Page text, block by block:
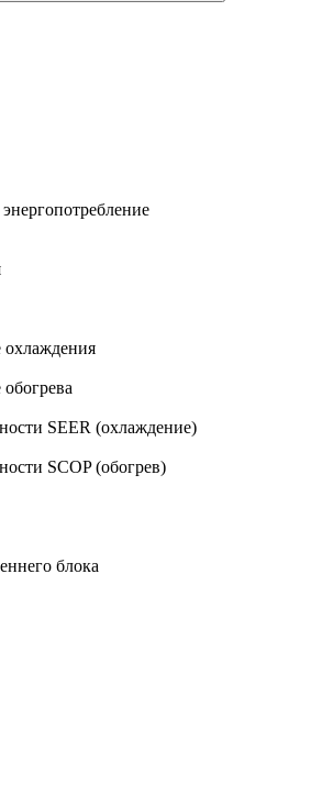
SEER (охлаждение)
SCOP (обогрев)
блока